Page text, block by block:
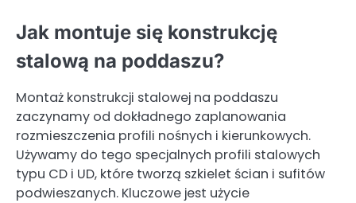
Jak montuje się konstrukcję
stalową na poddaszu?
Montaż konstrukcji stalowej na poddaszu
zaczynamy od dokładnego zaplanowania
rozmieszczenia profili nośnych i kierunkowych.
Używamy do tego specjalnych profili stalowych
typu CD i UD, które tworzą szkielet ścian i sufitów
podwieszanych. Kluczowe jest użycie